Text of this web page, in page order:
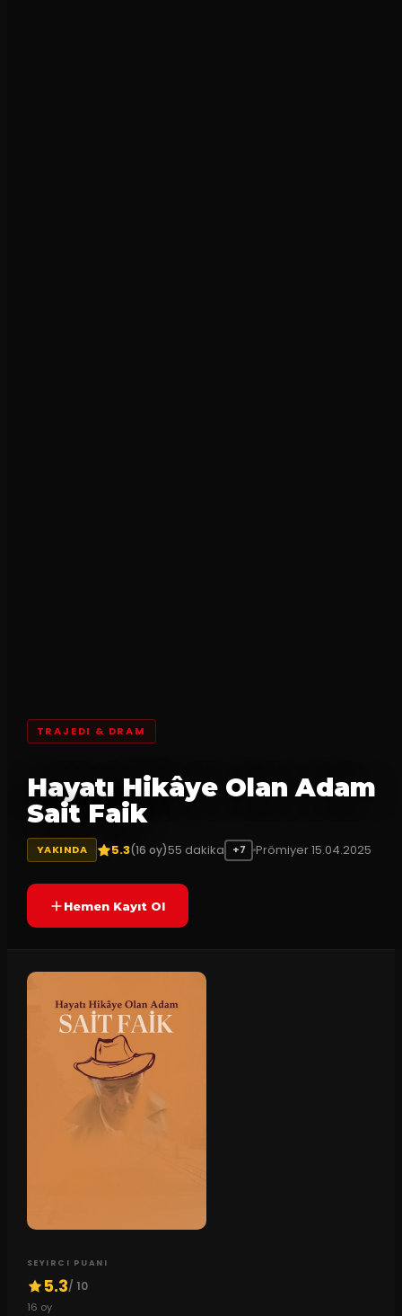
TRAJEDI & DRAM
Hayatı Hikâye Olan Adam
Sait Faik
YAKINDA 5.3(16 oy)55 dakika +7 Prömiyer15.04.2025
Hemen Kayıt Ol
SEYIRCI PUANI
5.3/ 10
16 oy